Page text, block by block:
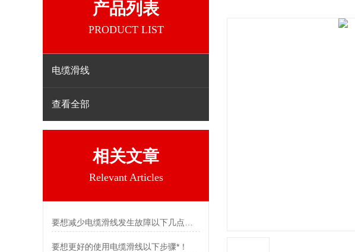
产品列表
PRODUCT LIST
电缆滑线
查看全部
相关文章
Relevant Articles
要想更好的使用电缆滑线以下步骤*！